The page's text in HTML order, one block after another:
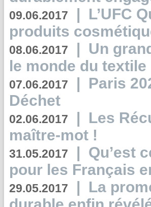
09.06.2017 | L’UFC
produits
08.06.2017 | Un
le monde du textile
07.06.2017 | Paris
Déchet
02.06.2017 | Les
maître-mot !
31.05.2017 | Qu’est
pour les Français
29.05.2017 | La